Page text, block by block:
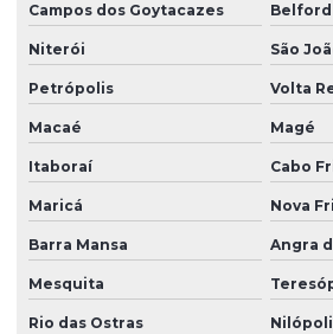
Injeção de peças em silicone
Mangueira de borracha de silicone
Mangueira de silicone atóxica
Mangueira de silicone fabricante
Moldagem por injeção de borracha
Oring silicone
Campos dos Goytacazes Belford
Niterói São
Petrópolis Volta
Macaé Magé
Itaboraí Cabo
Maricá Nova
Barra Mansa Angra
Mesquita
Rio das Ostras